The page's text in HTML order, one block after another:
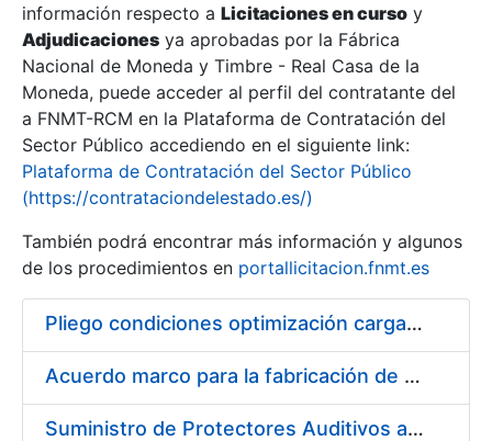
Mostrar/Ocultar
información respecto a Licitaciones en curso y
Adjudicaciones ya aprobadas por la Fábrica
Nacional de Moneda y Timbre - Real Casa de la
Moneda, puede acceder al perfil del contratante del
a FNMT-RCM en la Plataforma de Contratación del
Sector Público accediendo en el siguiente link:
Plataforma de Contratación del Sector Público
(https://contrataciondelestado.es/)
También podrá encontrar más información y algunos
de los procedimientos en portallicitacion.fnmt.es
Pliego condiciones optimización cargas compras firmado
Acuerdo marco para la fabricación de piezas
Suministro de Protectores Auditivos a medida para las personas trabajadoras de los Centros de Trabajo de Madrid y Burgos